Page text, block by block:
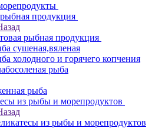
продукция
рыбная продукция
сушеная,вяленая
холодного и горячего копчения
рыба
рыба
из рыбы и морепродуктов
из рыбы и морепродуктов